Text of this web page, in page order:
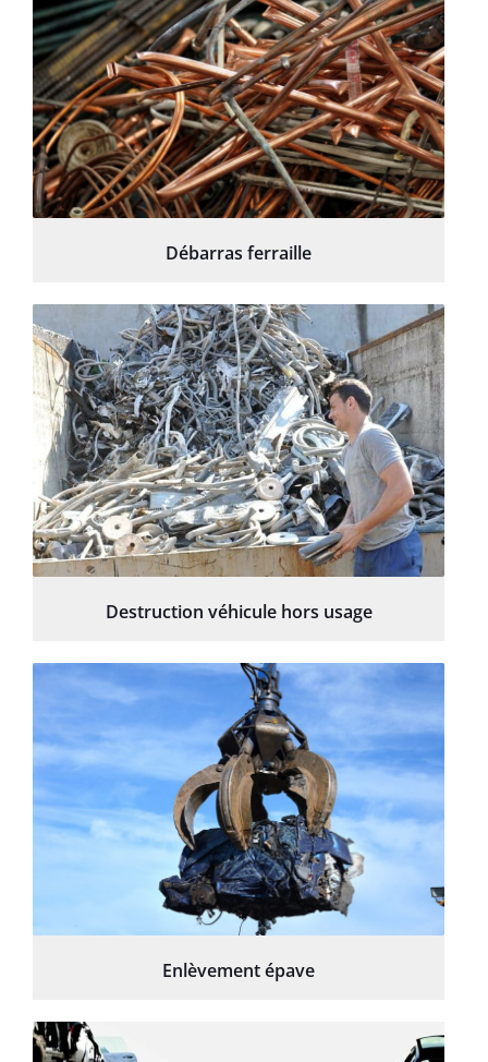
Débarras ferraille
Destruction véhicule hors usage
Enlèvement épave